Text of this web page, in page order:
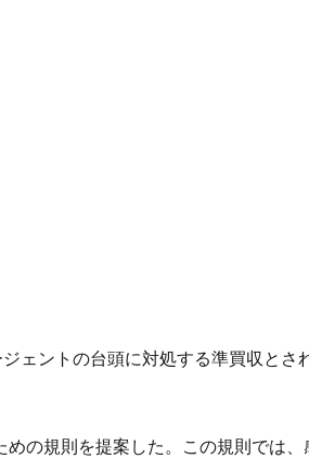
ェントの台頭に対処する準買収と
の規則を提案した。この規則では